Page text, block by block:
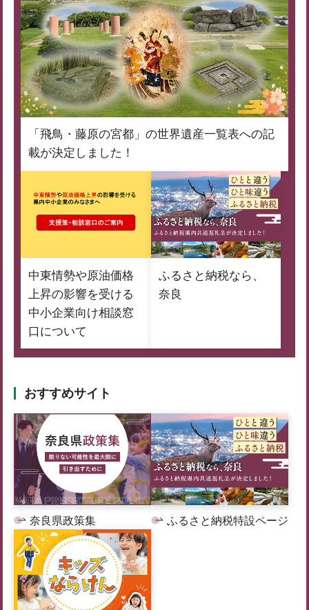
「飛鳥・藤原の宮都」の世界遺産一覧表への記
載が決定しました！
中東情勢や原油価格
上昇の影響を受ける
中小企業向け相談窓
口について
ふるさと納税なら、
奈良
おすすめサイト
奈良県政策集 ふるさと納税特設ページ